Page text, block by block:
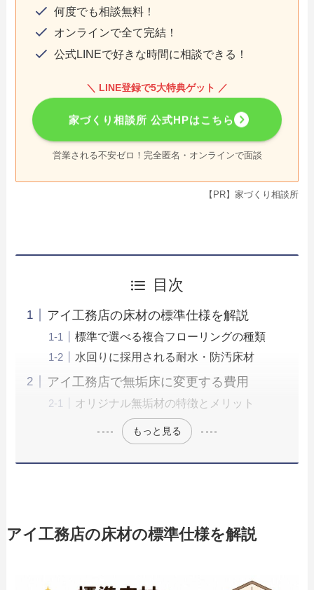
何度でも相談無料！
オンラインで全て完結！
公式LINEで好きな時間に相談できる！
＼ LINE登録で5大特典ゲット ／
家づくり相談所 公式HPはこちら
営業される不安ゼロ！完全匿名・オンラインで面談
【PR】家づくり相談所
目次
アイ工務店の床材の標準仕様を解説
標準で選べる複合フローリングの種類
水回りに採用される耐水・防汚床材
アイ工務店で無垢床に変更する費用
オリジナル無垢材の特徴とメリット
もっと見る
アイ工務店の床材の標準仕様を解説